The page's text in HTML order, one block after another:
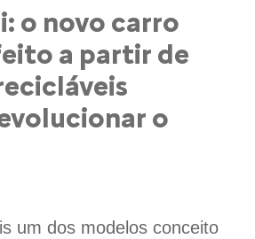
o novo carro
a partir de
o
um dos modelos conceito